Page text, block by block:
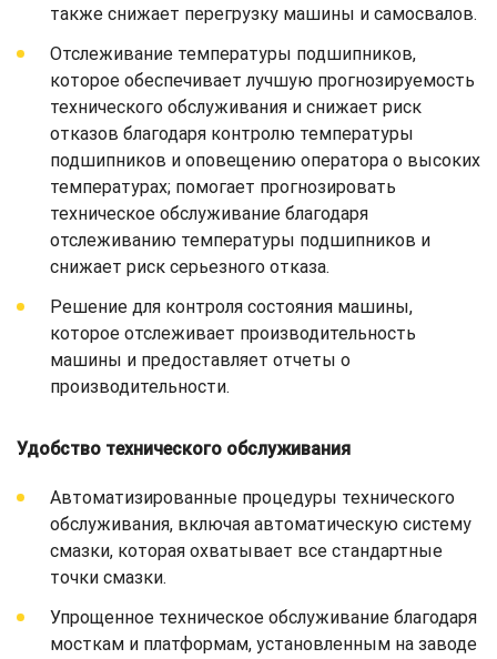
также снижает перегрузку машины и самосвалов.
Отслеживание температуры подшипников,
которое обеспечивает лучшую прогнозируемость
технического обслуживания и снижает риск
отказов благодаря контролю температуры
подшипников и оповещению оператора о высоких
температурах; помогает прогнозировать
техническое обслуживание благодаря
отслеживанию температуры подшипников и
снижает риск серьезного отказа.
Решение для контроля состояния машины,
которое отслеживает производительность
машины и предоставляет отчеты о
производительности.
Удобство технического обслуживания
Автоматизированные процедуры технического
обслуживания, включая автоматическую систему
смазки, которая охватывает все стандартные
точки смазки.
Упрощенное техническое обслуживание благодаря
мосткам и платформам, установленным на заводе